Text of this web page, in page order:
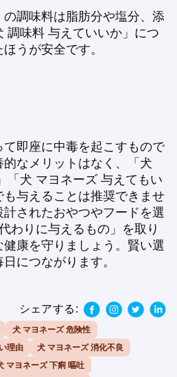
調味料は脂肪分や塩分、添
調味料 与えていいか」につ
うが安全です。
即座に中毒を起こすもので
なメリットはなく、「犬
「犬 マヨネーズ 与えてもい
与えることは推奨できませ
されたおやつやフードを選
わりに与えるもの」を取り
康を守りましょう。賢い選
につながります。
シェアする:
犬 マヨネーズ 危険性
理由
犬 マヨネーズ 消化不良
マヨネーズ 下痢 嘔吐